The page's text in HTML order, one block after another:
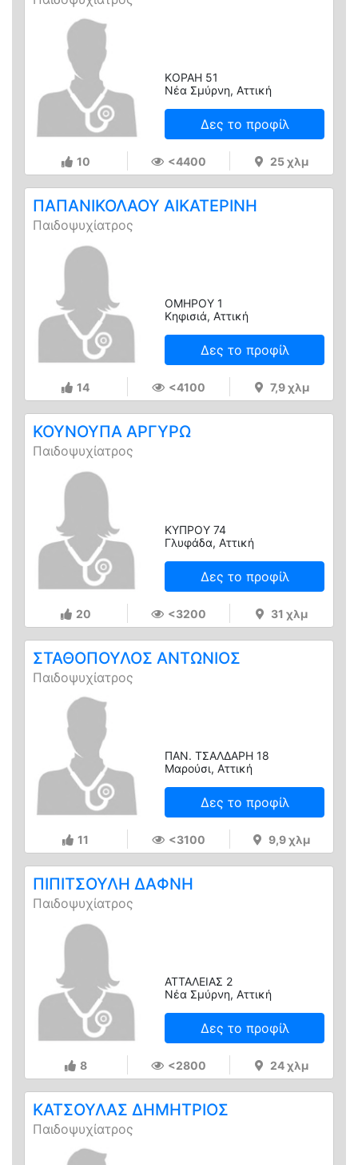
ΚΟΡΑΗ 51
Νέα Σμύρνη, Αττική
Δες το προφίλ
10 <4400 25 χλμ
ΠΑΠΑΝΙΚΟΛΑΟΥ ΑΙΚΑΤΕΡΙΝΗ
Παιδοψυχίατρος
ΟΜΗΡΟΥ 1
Κηφισιά, Αττική
Δες το προφίλ
14 <4100 7,9 χλμ
ΚΟΥΝΟΥΠΑ ΑΡΓΥΡΩ
Παιδοψυχίατρος
ΚΥΠΡΟΥ 74
Γλυφάδα, Αττική
Δες το προφίλ
20 <3200 31 χλμ
ΣΤΑΘΟΠΟΥΛΟΣ ΑΝΤΩΝΙΟΣ
Παιδοψυχίατρος
ΠΑΝ. ΤΣΑΛΔΑΡΗ 18
Μαρούσι, Αττική
Δες το προφίλ
11 <3100 9,9 χλμ
ΠΙΠΙΤΣΟΥΛΗ ΔΑΦΝΗ
Παιδοψυχίατρος
ΑΤΤΑΛΕΙΑΣ 2
Νέα Σμύρνη, Αττική
Δες το προφίλ
8 <2800 24 χλμ
ΚΑΤΣΟΥΛΑΣ ΔΗΜΗΤΡΙΟΣ
Παιδοψυχίατρος